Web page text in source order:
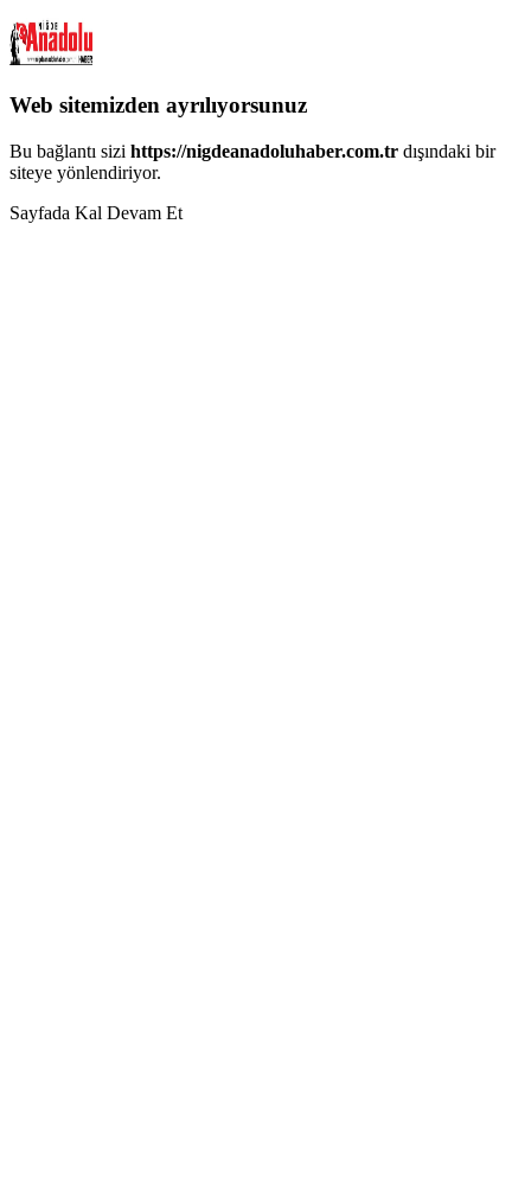
Web sitemizden ayrılıyorsunuz
Bu bağlantı sizi https://nigdeanadoluhaber.com.tr dışındaki bir
siteye yönlendiriyor.
Sayfada Kal Devam Et